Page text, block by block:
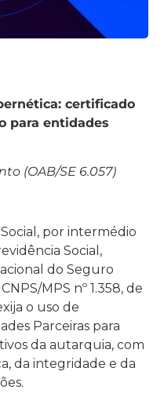
certificado
para entidades
(OAB/SE 6.057)
por intermédio
Social,
do Seguro
MPS nº 1.358, de
o uso de
Parceiras para
da autarquia, com
da integridade e da